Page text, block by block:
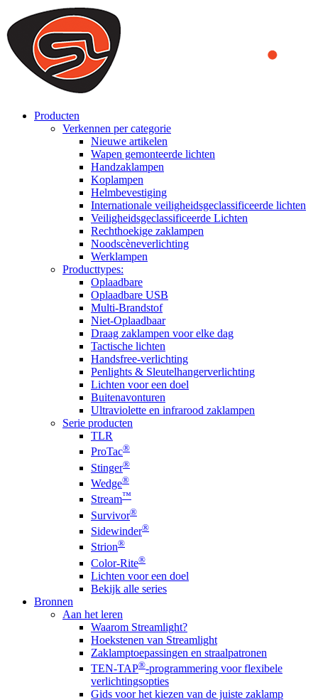
We use cookies to ensure that we provide you the best experience
on our website. By continuing to browse this website, you accept
that cookies are used to help us analyze how the website is used and
to offer you a better experience. To learn more or to find out how
you can disable cookies, you can access our
Producten
Verkennen per categorie
Nieuwe artikelen
Wapen gemonteerde lichten
Handzaklampen
Koplampen
Helmbevestiging
Internationale veiligheidsgeclassificeerde lichten
Veiligheidsgeclassificeerde Lichten
Rechthoekige zaklampen
Noodscèneverlichting
Werklampen
Producttypes:
Oplaadbare
Oplaadbare USB
Multi-Brandstof
Niet-Oplaadbaar
Draag zaklampen voor elke dag
Tactische lichten
Handsfree-verlichting
Penlights & Sleutelhangerverlichting
Lichten voor een doel
Buitenavonturen
Ultraviolette en infrarood zaklampen
Serie producten
TLR
ProTac®
Stinger®
Wedge®
Stream™
Survivor®
Sidewinder®
Strion®
Color-Rite®
Lichten voor een doel
Bekijk alle series
Bronnen
Aan het leren
Waarom Streamlight?
Hoekstenen van Streamlight
Zaklamptoepassingen en straalpatronen
TEN-TAP®-programmering voor flexibele
verlichtingsopties
Gids voor het kiezen van de juiste zaklamp